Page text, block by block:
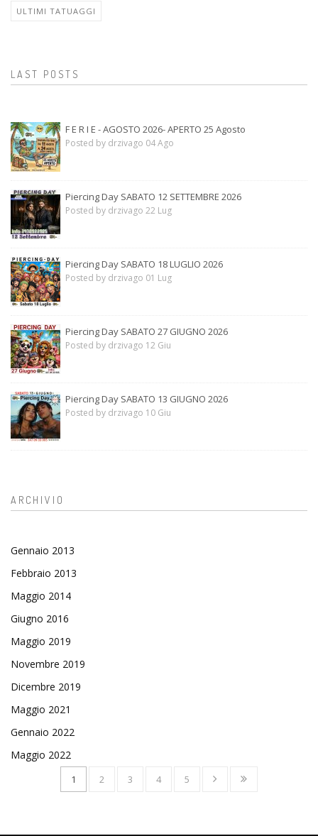
ULTIMI TATUAGGI
LAST POSTS
F E R I E - AGOSTO 2026- APERTO 25 Agosto
Posted by drzivago 04 Ago
Piercing Day SABATO 12 SETTEMBRE 2026
Posted by drzivago 22 Lug
Piercing Day SABATO 18 LUGLIO 2026
Posted by drzivago 01 Lug
Piercing Day SABATO 27 GIUGNO 2026
Posted by drzivago 12 Giu
Piercing Day SABATO 13 GIUGNO 2026
Posted by drzivago 10 Giu
ARCHIVIO
Gennaio 2013
Febbraio 2013
Maggio 2014
Giugno 2016
Maggio 2019
Novembre 2019
Dicembre 2019
Maggio 2021
Gennaio 2022
Maggio 2022
1 2 3 4 5